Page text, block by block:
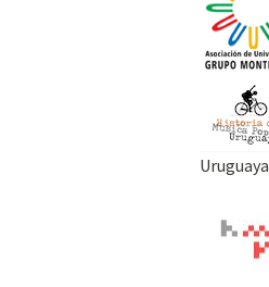
Uruguaya